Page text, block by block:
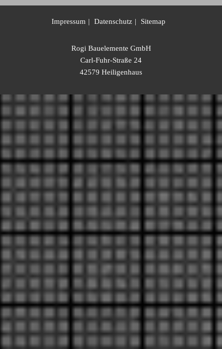
Impressum Datenschutz Sitemap
Rogi Bauelemente GmbH
Carl-Fuhr-Straße 24
42579 Heiligenhaus